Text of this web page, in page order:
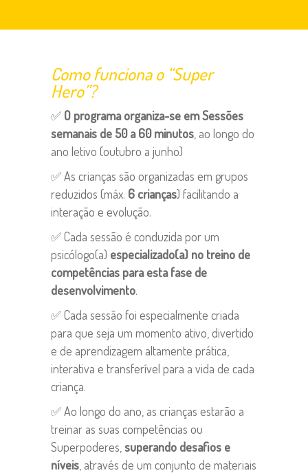
Como funciona o “Super
Hero”?
✅ O programa organiza-se em Sessões
semanais de 50 a 60 minutos , ao longo do
ano letivo (outubro a junho)
✅ As crianças são organizadas em grupos
reduzidos (máx. 6 crianças) facilitando a
interação e evolução.
✅ Cada sessão é conduzida por um
psicólogo(a) especializado(a) no treino de
competências para esta fase de
desenvolvimento.
✅ Cada sessão foi especialmente criada
para que seja um momento ativo, divertido
e de aprendizagem altamente prática,
interativa e transferível para a vida de cada
criança.
✅ Ao longo do ano, as crianças estarão a
treinar as suas competências ou
Superpoderes, superando desafios e
níveis , através de um conjunto de materiais